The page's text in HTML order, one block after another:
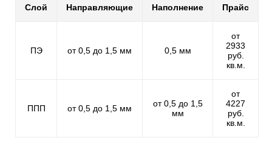
Слой Направляющие Наполнение Прайс
ПЭ от 0,5 до 1,5 мм 0,5 мм
от
2933
руб.
кв.м.
ППП от 0,5 до 1,5 мм
от 0,5 до 1,5
мм
от
4227
руб.
кв.м.